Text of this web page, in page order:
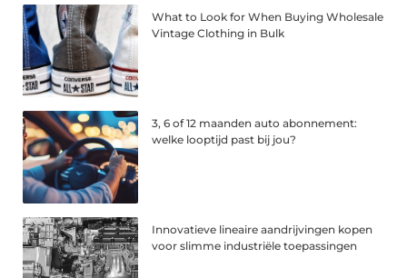
What to Look for When Buying Wholesale
Vintage Clothing in Bulk
3, 6 of 12 maanden auto abonnement:
welke looptijd past bij jou?
Innovatieve lineaire aandrijvingen kopen
voor slimme industriële toepassingen